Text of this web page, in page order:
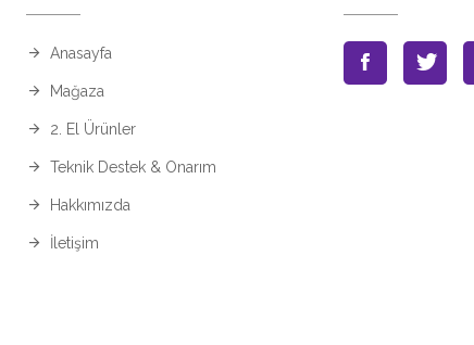
Anasayfa
Mağaza
2. El Ürünler
Teknik Destek & Onarım
Hakkımızda
İletişim